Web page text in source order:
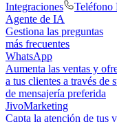
Integraciones
Teléfono
Agente de IA
Gestiona las preguntas
más frecuentes
WhatsApp
Aumenta las ventas y
a tus clientes a través de
de mensajería preferida
JivoMarketing
Capta la atención de tus